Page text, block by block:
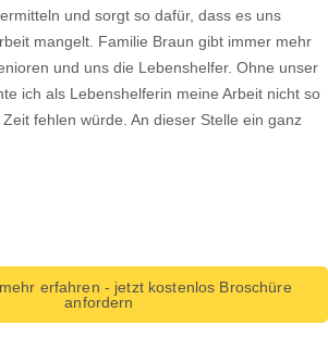
und sorgt so dafür, dass es uns
mangelt. Familie Braun gibt immer mehr
und uns die Lebenshelfer. Ohne unser
ich als Lebenshelferin meine Arbeit nicht so
fehlen würde. An dieser Stelle ein ganz
erfahren - jetzt kostenlos Broschüre
anfordern